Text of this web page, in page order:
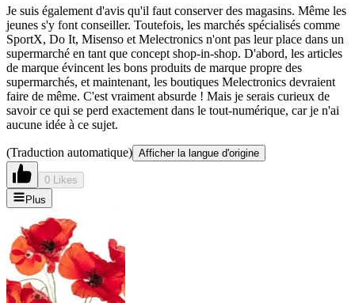
Je suis également d'avis qu'il faut conserver des magasins. Même les
jeunes s'y font conseiller. Toutefois, les marchés spécialisés comme
SportX, Do It, Misenso et Melectronics n'ont pas leur place dans un
supermarché en tant que concept shop-in-shop. D'abord, les articles
de marque évincent les bons produits de marque propre des
supermarchés, et maintenant, les boutiques Melectronics devraient
faire de même. C'est vraiment absurde ! Mais je serais curieux de
savoir ce qui se perd exactement dans le tout-numérique, car je n'ai
aucune idée à ce sujet.
(Traduction automatique) Afficher la langue d'origine
0 Likes
Plus